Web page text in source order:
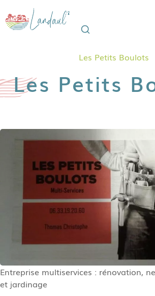
Les Petits Boulots
Les Petits
Entreprise multiservices : rénovation,
et jardinage